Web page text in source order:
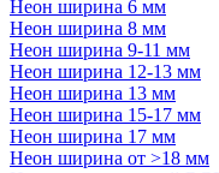
Неон ширина 6 мм
Неон ширина 8 мм
Неон ширина 9-11 мм
Неон ширина 12-13 мм
Неон ширина 13 мм
Неон ширина 15-17 мм
Неон ширина 17 мм
Неон ширина от >18 мм